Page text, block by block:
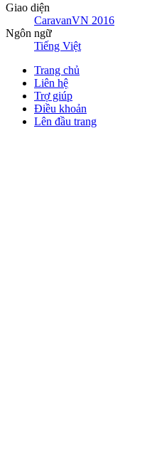
Giao diện
CaravanVN 2016
Ngôn ngữ
Tiếng Việt
Trang chủ
Liên hệ
Trợ giúp
Điều khoản
Lên đầu trang